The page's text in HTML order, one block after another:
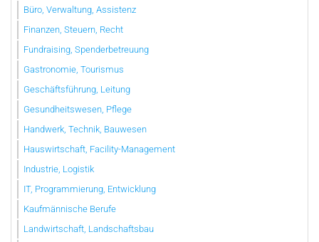
Büro, Verwaltung, Assistenz
Finanzen, Steuern, Recht
Fundraising, Spenderbetreuung
Gastronomie, Tourismus
Geschäftsführung, Leitung
Gesundheitswesen, Pflege
Handwerk, Technik, Bauwesen
Hauswirtschaft, Facility-Management
Industrie, Logistik
IT, Programmierung, Entwicklung
Kaufmännische Berufe
Landwirtschaft, Landschaftsbau